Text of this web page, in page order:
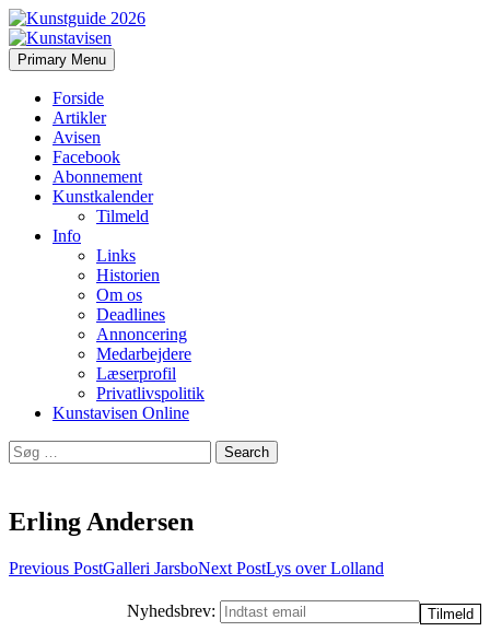
Kunstavisen
Search
Primary Menu Skip
to
Forside
Artikler
Avisen
Facebook
Abonnement
Kunstkalender
Tilmeld
Info
Links
Historien
Om os
Deadlines
Annoncering
Medarbejdere
Læserprofil
Privatlivspolitik
Kunstavisen Online
Search
for:
Erling Andersen
Post
Previous PostGalleri JarsboNext PostLys over Lolland
Nyhedsbrev: